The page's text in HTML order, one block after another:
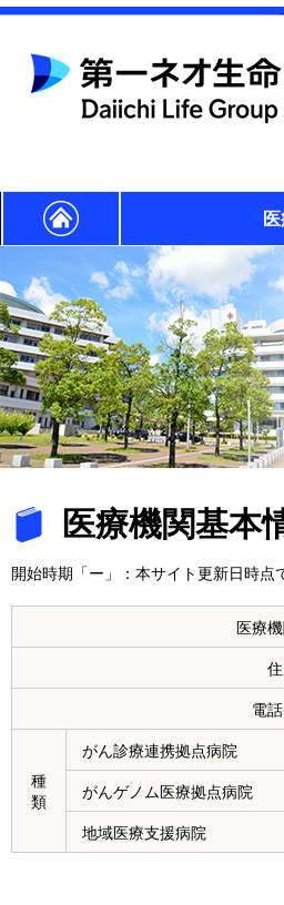
医療機関基本
開始時期「ー」：本サイト更新日時点
医療
電
種
類
がん診療連携拠点病院
がんゲノム医療拠点病院
地域医療支援病院